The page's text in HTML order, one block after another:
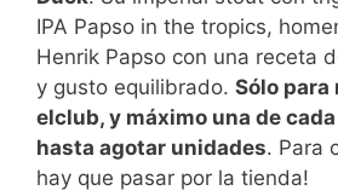
IPA Papso in the tropics,
Henrik Papso con una receta
y gusto equilibrado. Sólo para
elclub, y máximo una de
hasta agotar unidades. Para
hay que pasar por la tienda!